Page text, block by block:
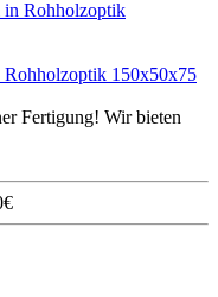
Rohholzoptik 150x50x75
Fertigung! Wir bieten